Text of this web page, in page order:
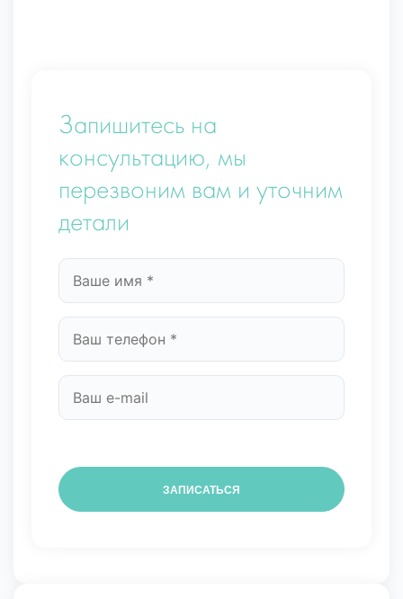
Запишитесь на
консультацию, мы
перезвоним вам и уточним
детали